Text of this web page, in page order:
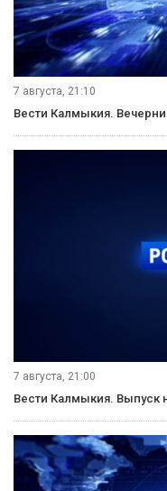
7 августа, 21:10
Вести Калмыкия.
7 августа, 21:00
Вести Калмыкия. Выпуск